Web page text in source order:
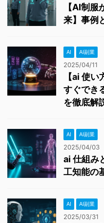
【AI制
来】事例
AI AI副業
2025/04/11
【ai 使
すぐでき
を徹底解
AI AI副業
2025/04/03
ai 仕組み
工知能の
AI AI副業
2025/03/31